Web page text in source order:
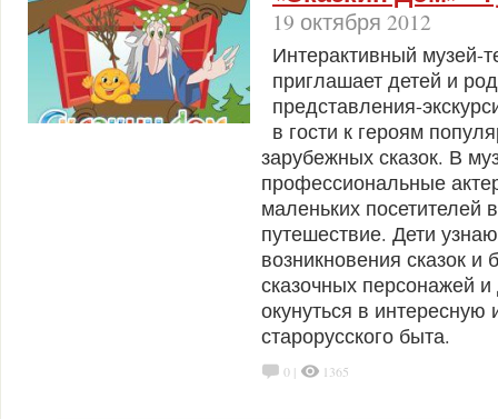
19 октября 2012
Интерактивный музей-
приглашает детей и
представления-
в гости к героям
зарубежных сказок. В
профессиональные
маленьких посетителей
путешествие. Дети
возникновения сказок
сказочных персонажей
окунуться в интересную
старорусского быта.
0 | 1365